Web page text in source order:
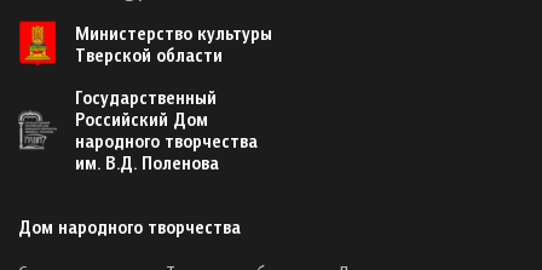
Министерство культуры
Тверской области
Государственный
Российский Дом
народного творчества
им. В.Д. Поленова
Дом народного творчества